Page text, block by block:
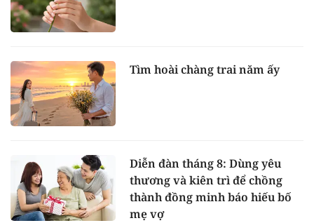
Tìm hoài chàng trai năm ấy
Diễn đàn tháng 8: Dùng yêu
thương và kiên trì để chồng
thành đồng minh báo hiếu bố
mẹ vợ